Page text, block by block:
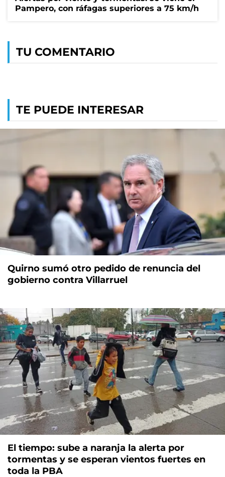
Pampero, con ráfagas superiores a 75 km/h
TU COMENTARIO
TE PUEDE INTERESAR
Quirno sumó otro pedido de renuncia del
gobierno contra Villarruel
El tiempo: sube a naranja la alerta por
tormentas y se esperan vientos fuertes en
toda la PBA